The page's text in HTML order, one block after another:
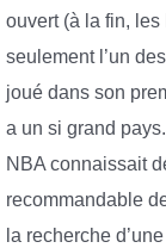
ouvert (à la fin, les
seulement l’un
joué dans son
a un si grand
NBA connaissait
recommandable
la recherche